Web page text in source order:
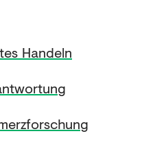
Handeln